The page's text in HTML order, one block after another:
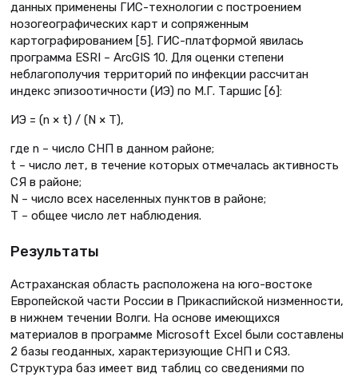
данных применены ГИС-технологии с построением
нозогеографических карт и сопряженным
картографированием [5]. ГИС-платформой явилась
программа ESRI – ArcGIS 10. Для оценки степени
неблагополучия территорий по инфекции рассчитан
индекс эпизоотичности (ИЭ) по М.Г. Таршис [6]:
ИЭ = (n × t) / (N × T),
где n – число СНП в данном районе;
t – число лет, в течение которых отмечалась активность
СЯ в районе;
N – число всех населенных пунктов в районе;
Т – общее число лет наблюдения.
Результаты
Астраханская область расположена на юго-востоке
Европейской части России в Прикаспийской низменности,
в нижнем течении Волги. На основе имеющихся
материалов в программе Microsoft Eхсel были составлены
2 базы геоданных, характеризующие СНП и СЯЗ.
Структура баз имеет вид таблиц со сведениями по